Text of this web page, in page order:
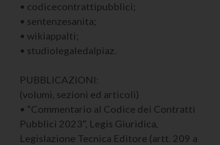
• codicecontrattipubblici;
• sentenzesanita;
• wikiappalti;
• studiolegaledalpiaz.
PUBBLICAZIONI:
(volumi, sezioni ed articoli)
• “Commentario al Codice dei Contratti
Pubblici 2023”, Legis Giuridica,
Legislazione Tecnica Editore (artt. 209 a